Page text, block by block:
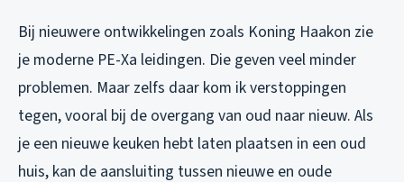
Bij nieuwere ontwikkelingen zoals Koning Haakon zie
je moderne PE-Xa leidingen. Die geven veel minder
problemen. Maar zelfs daar kom ik verstoppingen
tegen, vooral bij de overgang van oud naar nieuw. Als
je een nieuwe keuken hebt laten plaatsen in een oud
huis, kan de aansluiting tussen nieuwe en oude